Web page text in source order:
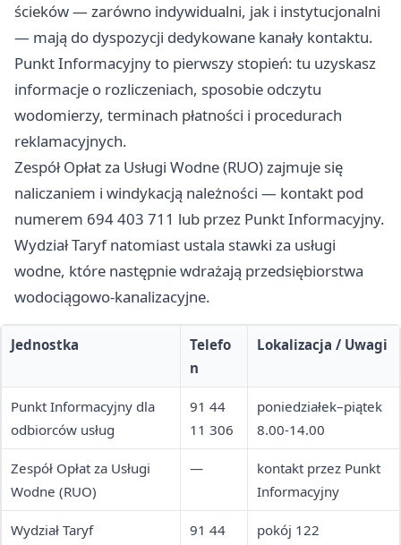
ścieków — zarówno indywidualni, jak i instytucjonalni
— mają do dyspozycji dedykowane kanały kontaktu.
Punkt Informacyjny to pierwszy stopień: tu uzyskasz
informacje o rozliczeniach, sposobie odczytu
wodomierzy, terminach płatności i procedurach
reklamacyjnych.
Zespół Opłat za Usługi Wodne (RUO) zajmuje się
naliczaniem i windykacją należności — kontakt pod
numerem 694 403 711 lub przez Punkt Informacyjny.
Wydział Taryf natomiast ustala stawki za usługi
wodne, które następnie wdrażają przedsiębiorstwa
wodociągowo-kanalizacyjne.
Jednostka
Telefo
n
Lokalizacja / Uwagi
Punkt Informacyjny dla
odbiorców usług
91 44
11 306
poniedziałek–piątek
8.00-14.00
Zespół Opłat za Usługi
Wodne (RUO)
—
kontakt przez Punkt
Informacyjny
Wydział Taryf
91 44
pokój 122